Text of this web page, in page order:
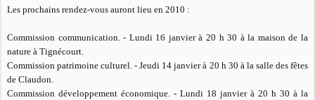
Les prochains rendez-vous auront lieu en 2010 :
Commission communication . - Lundi 16 janvier à 20 h 30 à la maison de la
nature à Tignécourt.
Commission patrimoine culturel . - Jeudi 14 janvier à 20 h 30 à la salle des fêtes
de Claudon.
Commission développement économique . - Lundi 18 janvier à 20 h 30 à la